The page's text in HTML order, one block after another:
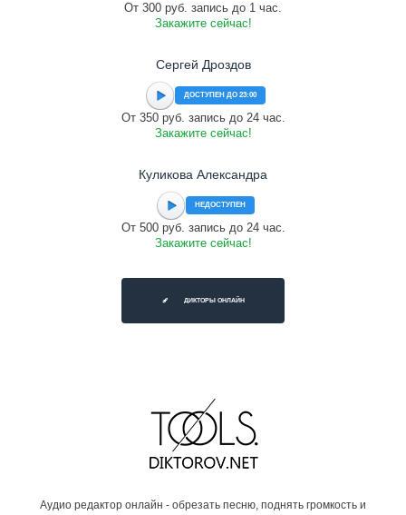
От 300 руб. запись до 1 час.
Закажите сейчас!
Сергей Дроздов
ДОСТУПЕН ДО 23:00
От 350 руб. запись до 24 час.
Закажите сейчас!
Куликова Александра
НЕДОСТУПЕН
От 500 руб. запись до 24 час.
Закажите сейчас!
ДИКТОРЫ ОНЛАЙН
Аудио редактор онлайн - обрезать песню, поднять громкость и